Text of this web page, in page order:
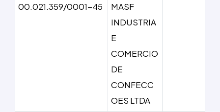
00.021.359/0001-45
MASF
INDUSTRIA
E
COMERCIO
DE
CONFECC
OES LTDA